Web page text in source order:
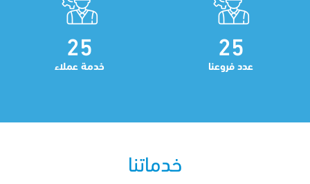
25
عدد فروعنا
25
خدمة عملاء
خدماتنا